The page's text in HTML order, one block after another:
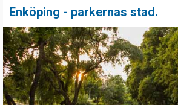
Enköping - parkernas stad.